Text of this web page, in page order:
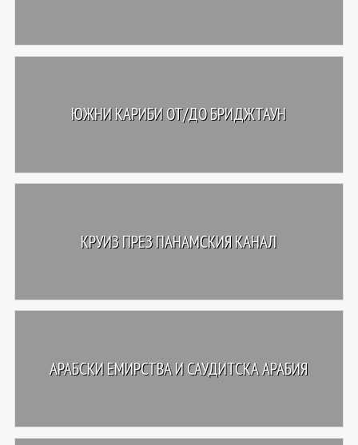
ЮЖНИ КАРИБИ ОТ/ДО БРИДЖТАУН
КРУИЗ ПРЕЗ ПАНАМСКИЯ КАНАЛ
АРАБСКИ ЕМИРСТВА И САУДИТСКА АРАБИЯ